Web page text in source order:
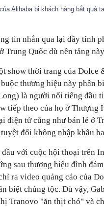
Alibaba bị khách hàng bắt quả
tin nhắn qua lại đầy tính
Trung Quốc dù nền tảng
show thời trang của Dolce
thương hiệu này phân
là người nổi tiếng đầu
tiếp theo của họ ở Thượng
điện tử cũng như bán lẻ ở
tuyệt đối không nhập khẩu
đầu với cuộc hội thoại trên
sau thương hiệu đình
ra video quảng cáo của
biệt chủng tộc. Dù vậy,
Tranovo "ăn thịt chó" và